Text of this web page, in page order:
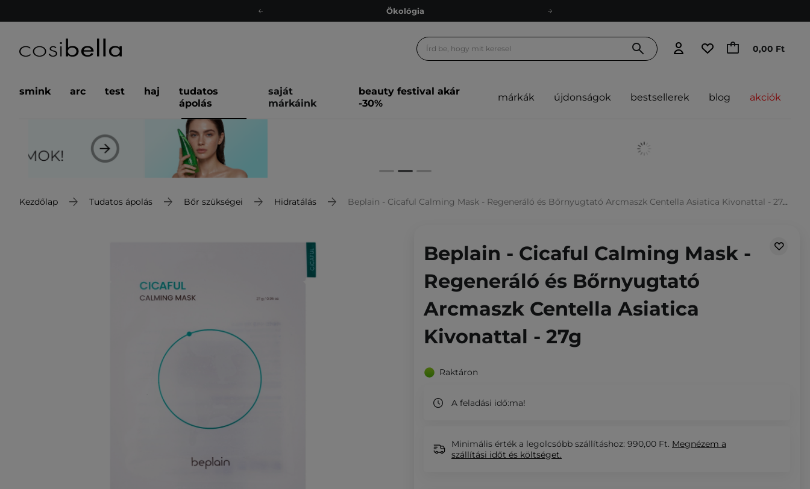
Ökológia
Ingyenes szállítás 15 000 Ft-tól
Ökológia
0,00 Ft
smink arc test haj
tudatos
ápolás
saját
márkáink
beauty festival akár
-30%
márkák újdonságok bestsellerek blog akciók
Kezdőlap Tudatos ápolás Bőr szükségei Hidratálás Beplain - Cicaful Calming Mask - Regeneráló és Bőrnyugtató Arcmaszk Centella Asiatica Kivonattal - 27g
Beplain - Cicaful Calming Mask -
Regeneráló és Bőrnyugtató
Arcmaszk Centella Asiatica
Kivonattal - 27g
Raktáron
A feladási idő:ma!
Minimális érték a legolcsóbb szállításhoz: 990,00 Ft. Megnézem a
szállítási időt és költséget.